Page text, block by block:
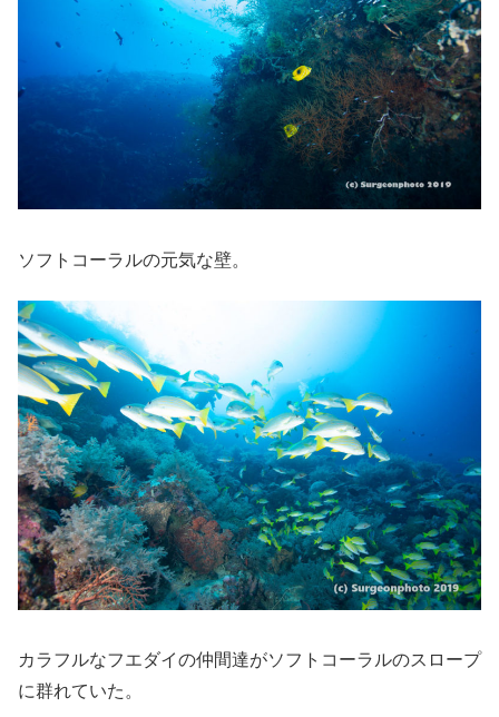
ソフトコーラルの元気な壁。
カラフルなフエダイの仲間達がソフトコーラルのスロープ
に群れていた。